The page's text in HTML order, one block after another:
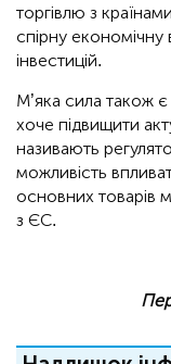
торгівлю з
спірну економічну
інвестицій.
М’яка сила також
хоче підвищити
називають
можливість
основних товарів
з ЄС.